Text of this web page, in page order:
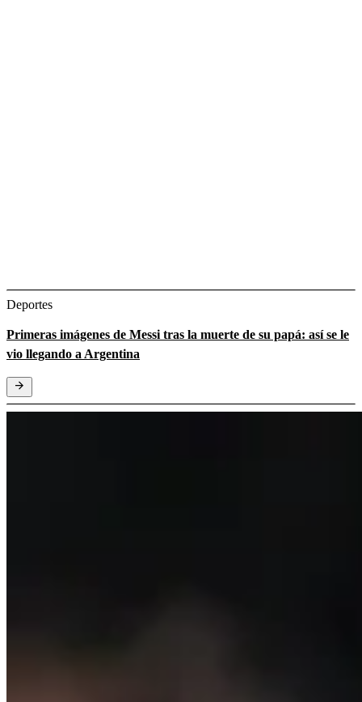
Deportes
Primeras imágenes de Messi tras la muerte de su papá: así se le
vio llegando a Argentina